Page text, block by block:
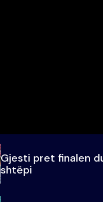
Gjesti pret finalen
shtëpi